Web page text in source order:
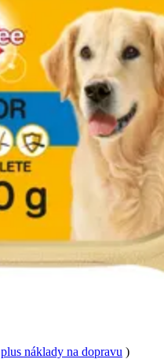
plus náklady na dopravu )